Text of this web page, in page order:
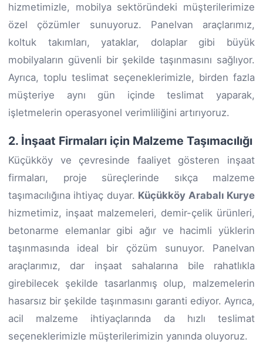
hizmetimizle, mobilya sektöründeki müşterilerimize
özel çözümler sunuyoruz. Panelvan araçlarımız,
koltuk takımları, yataklar, dolaplar gibi büyük
mobilyaların güvenli bir şekilde taşınmasını sağlıyor.
Ayrıca, toplu teslimat seçeneklerimizle, birden fazla
müşteriye aynı gün içinde teslimat yaparak,
işletmelerin operasyonel verimliliğini artırıyoruz.
2. İnşaat Firmaları için Malzeme Taşımacılığı
Küçükköy ve çevresinde faaliyet gösteren inşaat
firmaları, proje süreçlerinde sıkça malzeme
taşımacılığına ihtiyaç duyar. Küçükköy Arabalı Kurye
hizmetimiz, inşaat malzemeleri, demir-çelik ürünleri,
betonarme elemanlar gibi ağır ve hacimli yüklerin
taşınmasında ideal bir çözüm sunuyor. Panelvan
araçlarımız, dar inşaat sahalarına bile rahatlıkla
girebilecek şekilde tasarlanmış olup, malzemelerin
hasarsız bir şekilde taşınmasını garanti ediyor. Ayrıca,
acil malzeme ihtiyaçlarında da hızlı teslimat
seçeneklerimizle müşterilerimizin yanında oluyoruz.